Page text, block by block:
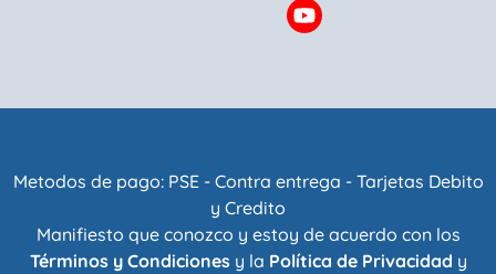
Metodos de pago: PSE - Contra entrega - Tarjetas Debito
y Credito
Manifiesto que conozco y estoy de acuerdo con los
Términos y Condicionesy la Política de Privacidad y